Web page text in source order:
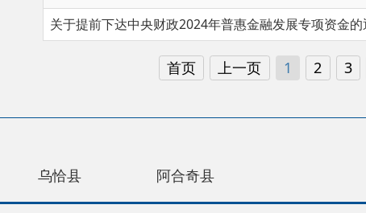
办公室 政府网站标识码：6530220001
和数字发展中心 邮 编：845550
化东路188号 中国互联网举报中心
号 新ICP备12003422号 关于我们